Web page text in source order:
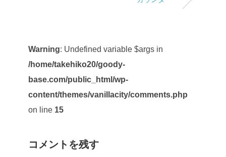
Warning: Undefined variable $args in
/home/takehiko20/goody-
base.com/public_html/wp-
content/themes/vanillacity/comments.php
on line 15
コメントを残す